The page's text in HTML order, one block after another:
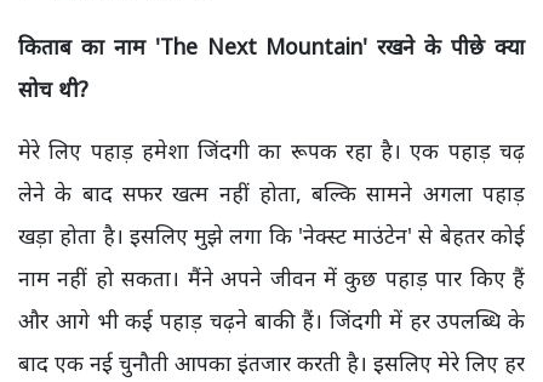
किताब का नाम 'The Next Mountain' रखने के पीछे क्या
सोच थी?
मेरे लिए पहाड़ हमेशा जिंदगी का रूपक रहा है। एक पहाड़ चढ़
लेने के बाद सफर खत्म नहीं होता, बल्कि सामने अगला पहाड़
खड़ा होता है। इसलिए मुझे लगा कि 'नेक्स्ट माउंटेन' से बेहतर कोई
नाम नहीं हो सकता। मैंने अपने जीवन में कुछ पहाड़ पार किए हैं
और आगे भी कई पहाड़ चढ़ने बाकी हैं। जिंदगी में हर उपलब्धि के
बाद एक नई चुनौती आपका इंतजार करती है। इसलिए मेरे लिए हर